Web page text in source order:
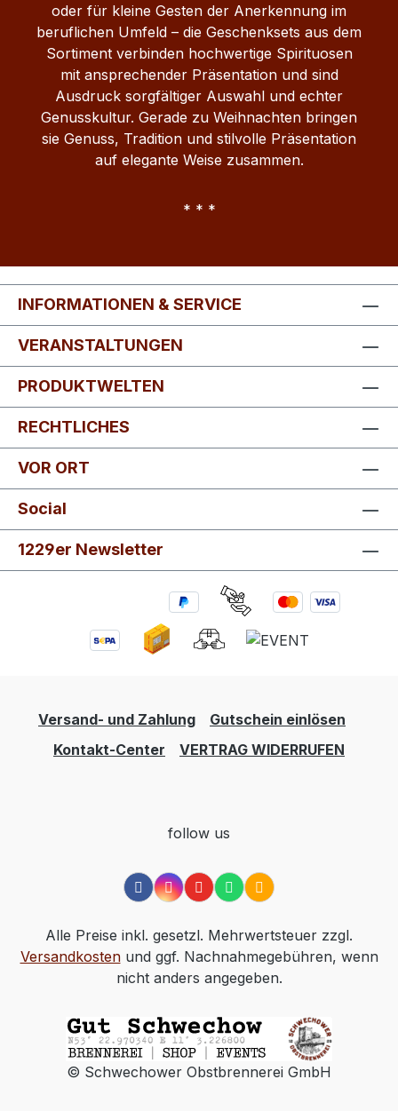
oder für kleine Gesten der Anerkennung im
beruflichen Umfeld – die Geschenksets aus dem
Sortiment verbinden hochwertige Spirituosen
mit ansprechender Präsentation und sind
Ausdruck sorgfältiger Auswahl und echter
Genusskultur. Gerade zu Weihnachten bringen
sie Genuss, Tradition und stilvolle Präsentation
auf elegante Weise zusammen.
* * *
INFORMATIONEN & SERVICE
VERANSTALTUNGEN
PRODUKTWELTEN
RECHTLICHES
VOR ORT
Social
1229er Newsletter
Versand- und Zahlung
Gutschein einlösen
Kontakt-Center
VERTRAG WIDERRUFEN
follow us
Alle Preise inkl. gesetzl. Mehrwertsteuer zzgl.
Versandkostenund ggf. Nachnahmegebühren, wenn
nicht anders angegeben.
© Schwechower Obstbrennerei GmbH